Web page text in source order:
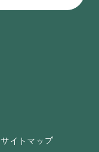
サイトマップ